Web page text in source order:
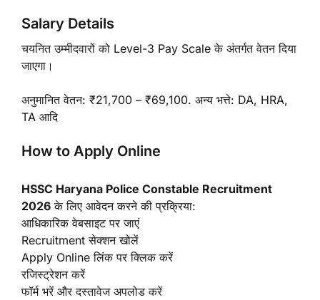
Salary Details
चयनित उम्मीदवारों को Level-3 Pay Scale के अंतर्गत वेतन दिया
जाएगा।
अनुमानित वेतन: ₹21,700 – ₹69,100. अन्य भत्ते: DA, HRA,
TA आदि
How to Apply Online
HSSC Haryana Police Constable Recruitment
2026 के लिए आवेदन करने की प्रक्रिया:
आधिकारिक वेबसाइट पर जाएं
Recruitment सेक्शन खोलें
Apply Online लिंक पर क्लिक करें
रजिस्ट्रेशन करें
फॉर्म भरें और दस्तावेज अपलोड करें